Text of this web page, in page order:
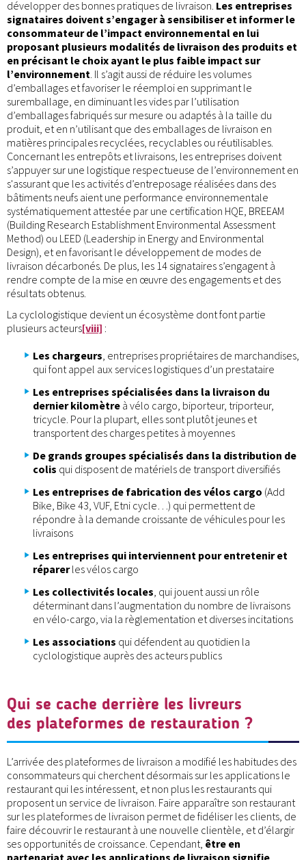
développer des bonnes pratiques de livraison. Les entreprises
signataires doivent s’engager à sensibiliser et informer le
consommateur de l’impact environnemental en lui
proposant plusieurs modalités de livraison des produits et
en précisant le choix ayant le plus faible impact sur
l’environnement . Il s’agit aussi de réduire les volumes
d’emballages et favoriser le réemploi en supprimant le
suremballage, en diminuant les vides par l’utilisation
d’emballages fabriqués sur mesure ou adaptés à la taille du
produit, et en n’utilisant que des emballages de livraison en
matières principales recyclées, recyclables ou réutilisables.
Concernant les entrepôts et livraisons, les entreprises doivent
s’appuyer sur une logistique respectueuse de l’environnement en
s'assurant que les activités d’entreposage réalisées dans des
bâtiments neufs aient une performance environnementale
systématiquement attestée par une certification HQE, BREEAM
(Building Research Establishment Environmental Assessment
Method) ou LEED (Leadership in Energy and Environmental
Design), et en favorisant le développement de modes de
livraison décarbonés. De plus, les 14 signataires s’engagent à
rendre compte de la mise en œuvre des engagements et des
résultats obtenus.
La cyclologistique devient un écosystème dont font partie
plusieurs acteurs[viii] :
Les chargeurs, entreprises propriétaires de marchandises,
qui font appel aux services logistiques d’un prestataire
Les entreprises spécialisées dans la livraison du
dernier kilomètre à vélo cargo, biporteur, triporteur,
tricycle. Pour la plupart, elles sont plutôt jeunes et
transportent des charges petites à moyennes
De grands groupes spécialisés dans la distribution de
colis qui disposent de matériels de transport diversifiés
Les entreprises de fabrication des vélos cargo (Add
Bike, Bike 43, VUF, Etni cycle…) qui permettent de
répondre à la demande croissante de véhicules pour les
livraisons
Les entreprises qui interviennent pour entretenir et
réparerles vélos cargo
Les collectivités locales, qui jouent aussi un rôle
déterminant dans l’augmentation du nombre de livraisons
en vélo-cargo, via la règlementation et diverses incitations
Les associations qui défendent au quotidien la
cyclologistique auprès des acteurs publics
Qui se cache derrière les livreurs
des plateformes de restauration ?
L’arrivée des plateformes de livraison a modifié les habitudes des
consommateurs qui cherchent désormais sur les applications le
restaurant qui les intéressent, et non plus les restaurants qui
proposent un service de livraison. Faire apparaître son restaurant
sur les plateformes de livraison permet de fidéliser les clients, de
faire découvrir le restaurant à une nouvelle clientèle, et d’élargir
ses opportunités de croissance. Cependant, être en